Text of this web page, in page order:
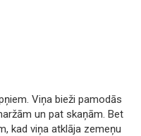
Viņa bieži pamodās
un pat skaņām. Bet
kad viņa atklāja zemeņu